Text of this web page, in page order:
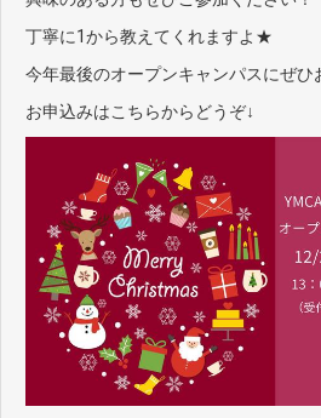
丁寧に1から教えてくれますよ★
今年最後のオープンキャンパスにぜひ
お申込みはこちらからどうぞ↓